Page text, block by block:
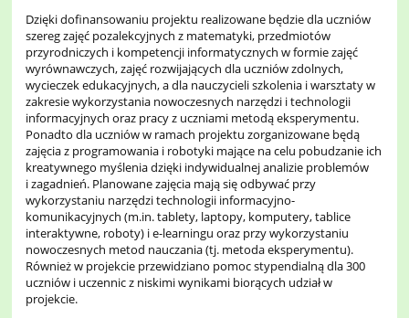
Dzięki dofinansowaniu projektu realizowane będzie dla uczniów
szereg zajęć pozalekcyjnych z matematyki, przedmiotów
przyrodniczych i kompetencji informatycznych w formie zajęć
wyrównawczych, zajęć rozwijających dla uczniów zdolnych,
wycieczek edukacyjnych, a dla nauczycieli szkolenia i warsztaty w
zakresie wykorzystania nowoczesnych narzędzi i technologii
informacyjnych oraz pracy z uczniami metodą eksperymentu.
Ponadto dla uczniów w ramach projektu zorganizowane będą
zajęcia z programowania i robotyki mające na celu pobudzanie ich
kreatywnego myślenia dzięki indywidualnej analizie problemów
i zagadnień. Planowane zajęcia mają się odbywać przy
wykorzystaniu narzędzi technologii informacyjno-
komunikacyjnych (m.in. tablety, laptopy, komputery, tablice
interaktywne, roboty) i e-learningu oraz przy wykorzystaniu
nowoczesnych metod nauczania (tj. metoda eksperymentu).
Również w projekcie przewidziano pomoc stypendialną dla 300
uczniów i uczennic z niskimi wynikami biorących udział w
projekcie.